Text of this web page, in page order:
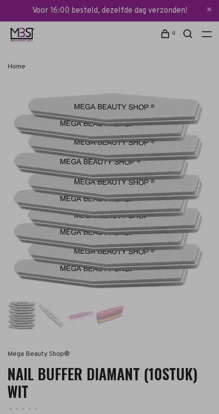
Voor 16:00 besteld, dezelfde dag verzonden!
0
Home
Mega Beauty Shop®
NAIL BUFFER DIAMANT (10STUK)
WIT
• • • •
•